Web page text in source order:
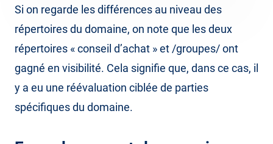
Si on regarde les différences au niveau des
répertoires du domaine, on note que les deux
répertoires « conseil d’achat » et /groupes/ ont
gagné en visibilité. Cela signifie que, dans ce cas, il
y a eu une réévaluation ciblée de parties
spécifiques du domaine.